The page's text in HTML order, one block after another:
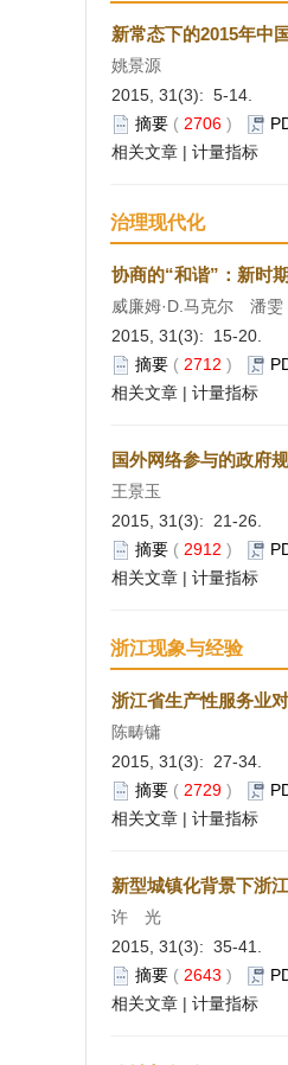
新常态下的2015年中
姚景源
2015, 31(3): 5-14.
摘要 ( 2706 )
相关文章 | 计量指标
治理现代化
协商的“和谐”：新时
威廉姆·D.马克尔
2015, 31(3): 15-20.
摘要 ( 2712 )
相关文章 | 计量指标
国外网络参与的政府
王景玉
2015, 31(3): 21-26.
摘要 ( 2912 )
相关文章 | 计量指标
浙江现象与经验
浙江省生产性服务业
陈畴镛
2015, 31(3): 27-34.
摘要 ( 2729 )
相关文章 | 计量指标
新型城镇化背景下浙
许 光
2015, 31(3): 35-41.
摘要 ( 2643 )
相关文章 | 计量指标